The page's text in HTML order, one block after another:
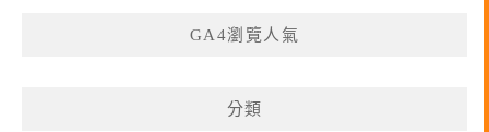
GA4瀏覽人氣
分類